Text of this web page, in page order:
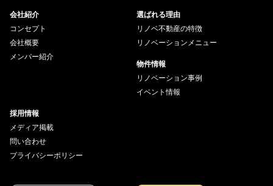
会社紹介
コンセプト
会社概要
メンバー紹介
選ばれる理由
リノベ不動産の特徴
リノベーションメニュー
物件情報
リノベーション事例
イベント情報
採用情報
メディア掲載
問い合わせ
プライバシーポリシー